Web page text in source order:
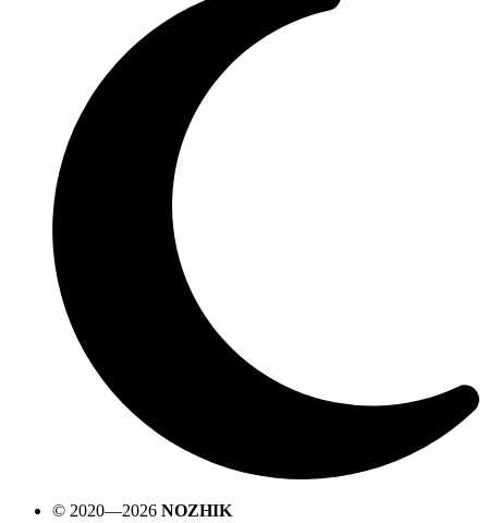
© 2020—2026 NOZHIK